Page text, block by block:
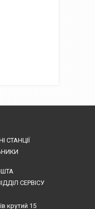
СТАНЦІЇ
СЕРВІСУ
крутий 15